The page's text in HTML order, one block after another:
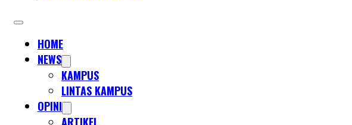
HOME
NEWS
KAMPUS
LINTAS KAMPUS
OPINI